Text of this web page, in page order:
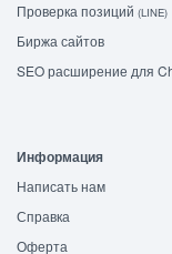
Проверка позиций (LINE)
Биржа сайтов
SEO расширение для
Информация
Написать нам
Справка
Оферта